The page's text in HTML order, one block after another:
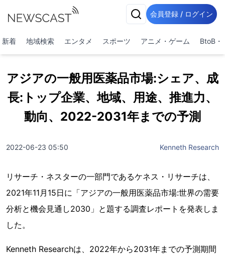
会員登録 / ログイン
新着 地域検索 エンタメ スポーツ アニメ・ゲーム BtoB・
アジアの一般用医薬品市場:シェア、成
長:トップ企業、地域、用途、推進力、
動向、2022-2031年までの予測
2022-06-23 05:50 Kenneth Research
リサーチ・ネスターの一部門であるケネス・リサーチは、
2021年11月15日に「アジアの一般用医薬品市場:世界の需要
分析と機会見通し2030」と題する調査レポートを発表しま
した。
Kenneth Researchは、2022年から2031年までの予測期間